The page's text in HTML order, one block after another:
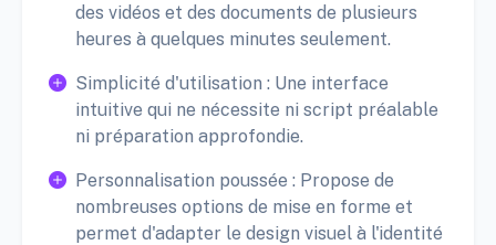
des vidéos et des documents de plusieurs
heures à quelques minutes seulement.
Simplicité d'utilisation : Une interface
intuitive qui ne nécessite ni script préalable
ni préparation approfondie.
Personnalisation poussée : Propose de
nombreuses options de mise en forme et
permet d'adapter le design visuel à l'identité